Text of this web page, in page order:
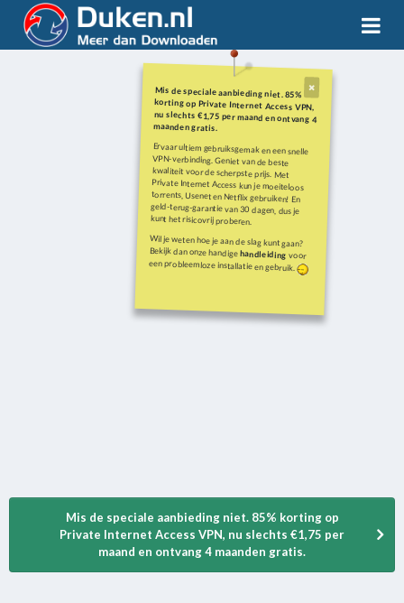
Mis de speciale aanbieding niet. 85%
korting op Private Internet Access VPN,
nu slechts €1,75 per maand en ontvang 4
maanden gratis.
Ervaar ultiem gebruiksgemak en een snelle
VPN-verbinding. Geniet van de beste
kwaliteit voor de scherpste prijs. Met
Private Internet Access kun je moeiteloos
torrents, Usenet en Netflix gebruiken! En
geld-terug-garantie van 30 dagen, dus je
kunt het risicovrij proberen.
Wil je weten hoe je aan de slag kunt gaan?
Bekijk dan onze handigehandleiding voor
een probleemloze installatie en gebruik.
Mis de speciale aanbieding niet. 85% korting op
Private Internet Access VPN, nu slechts €1,75 per
maand en ontvang 4 maanden gratis.